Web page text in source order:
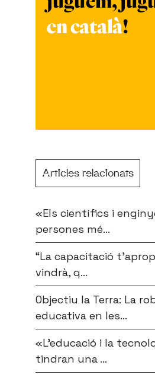
Articles relacionats
«Els científics i
persones mé...
“La capacitació
vindrà, q...
Objectiu la Terra: La
educativa en les...
«L’educació i la
tindran una ...